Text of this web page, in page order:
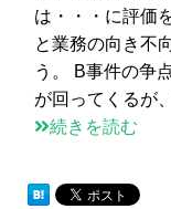
は・・・に評価
と業務の向き不
う。 B事件の争
が回ってくるが
続きを読む